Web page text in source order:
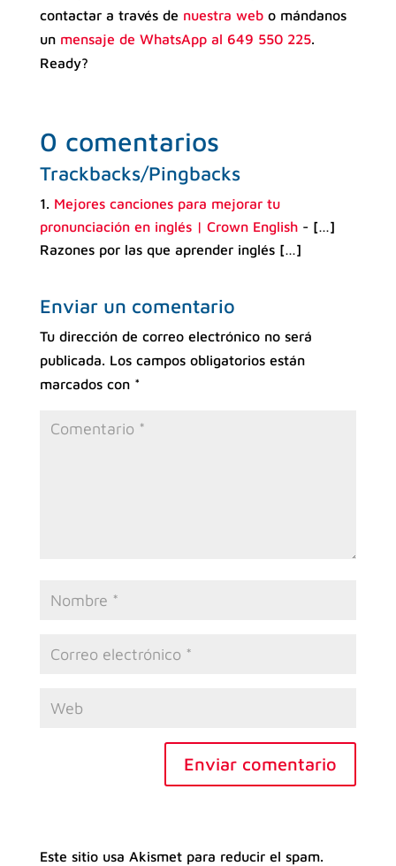
contactar a través de nuestra webo mándanos
un mensaje de WhatsApp al 649 550 225.
Ready?
0 comentarios
Trackbacks/Pingbacks
Mejores canciones para mejorar tu
pronunciación en inglés | Crown English- […]
Razones por las que aprender inglés […]
Enviar un comentario
Tu dirección de correo electrónico no será
publicada. Los campos obligatorios están
marcados con *
Enviar comentario
Este sitio usa Akismet para reducir el spam.